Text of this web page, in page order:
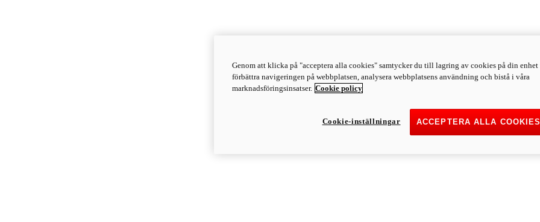
Genom att klicka på "acceptera alla cookies" samtycker du till lagring av cookies på din enhet
förbättra navigeringen på webbplatsen, analysera webbplatsens användning och bistå i våra
marknadsföringsinsatser. Cookie policy
ACCEPTERA ALLA COOKIES
Cookie-inställningar